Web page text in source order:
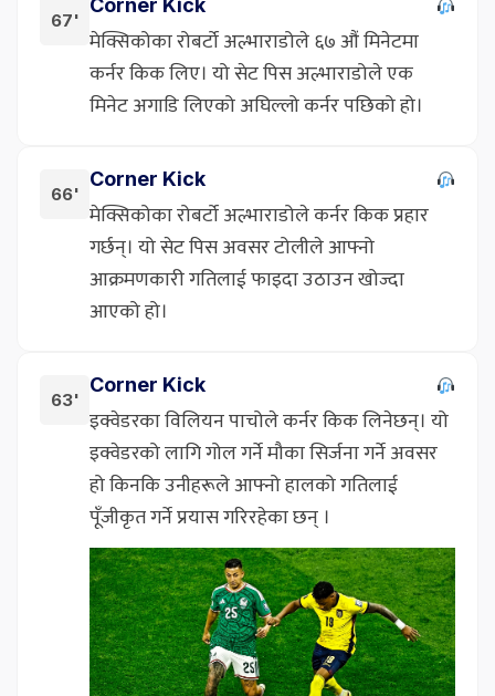
67'
Corner Kick
मेक्सिकोका रोबर्टो अल्भाराडोले ६७ औं मिनेटमा
कर्नर किक लिए। यो सेट पिस अल्भाराडोले एक
मिनेट अगाडि लिएको अघिल्लो कर्नर पछिको हो।
66'
Corner Kick
मेक्सिकोका रोबर्टो अल्भाराडोले कर्नर किक प्रहार
गर्छन्। यो सेट पिस अवसर टोलीले आफ्नो
आक्रमणकारी गतिलाई फाइदा उठाउन खोज्दा
आएको हो।
63'
Corner Kick
इक्वेडरका विलियन पाचोले कर्नर किक लिनेछन्। यो
इक्वेडरको लागि गोल गर्ने मौका सिर्जना गर्ने अवसर
हो किनकि उनीहरूले आफ्नो हालको गतिलाई
पूँजीकृत गर्ने प्रयास गरिरहेका छन् ।